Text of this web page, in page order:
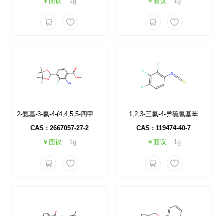
2-氨基-3-氟-4-(4,4,5,5-四甲基-1,3,2-二氧杂硼-2-基)苯甲酸甲酯
CAS : 2667057-27-2
￥面议
1g
1,2,3-三氟-4-异硫氰基苯
CAS : 119474-40-7
￥面议
1g